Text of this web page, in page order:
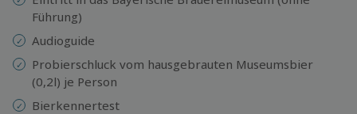
Führung)
Audioguide
Probierschluck vom hausgebrauten Museumsbier
(0,2l) je Person
Bierkennertest